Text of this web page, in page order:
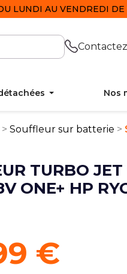
LUNDI AU VENDREDI
Nos
Souffleur sur batterie
TURBO
ONE+ HP
€